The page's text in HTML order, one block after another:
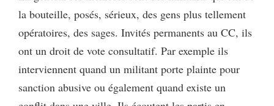
la bouteille, posés, sérieux, des gens plus tellement
opératoires, des sages. Invités permanents au CC, ils
ont un droit de vote consultatif. Par exemple ils
interviennent quand un militant porte plainte pour
sanction abusive ou également quand existe un